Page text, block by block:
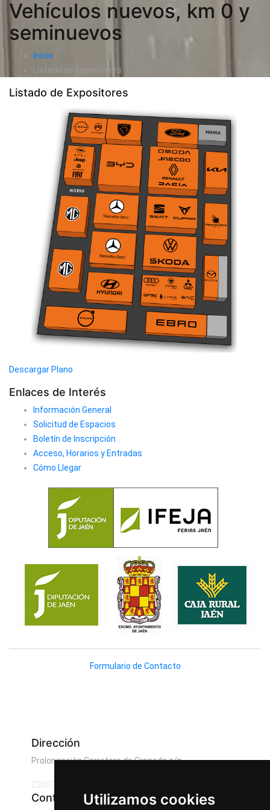
Utilizamos cookies
Vehículos nuevos, km 0 y
seminuevos
Inicio
Listado de Expositores
Listado de Expositores
Descargar Plano
Enlaces de Interés
Información General
Solicitud de Espacios
Boletín de Inscripción
Acceso, Horarios y Entradas
Cómo Llegar
Formulario de Contacto
Dirección
Prolongación Carretera de Granada s/n
Contactar